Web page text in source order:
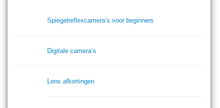
Spiegelreflexcamera’s voor beginners
Digitale camera’s
Lens afkortingen